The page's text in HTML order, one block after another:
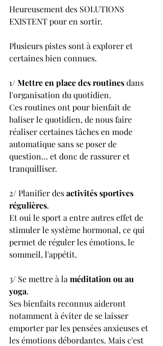
Heureusement des SOLUTIONS
EXISTENT pour en sortir.
Plusieurs pistes sont à explorer et
certaines bien connues.
1/ Mettre en place des routines dans
l'organisation du quotidien.
Ces routines ont pour bienfait de
baliser le quotidien, de nous faire
réaliser certaines tâches en mode
automatique sans se poser de
question… et donc de rassurer et
tranquilliser.
2/ Planifier des activités sportives
régulières.
Et oui le sport a entre autres effet de
stimuler le système hormonal, ce qui
permet de réguler les émotions, le
sommeil, l'appétit.
3/ Se mettre à la méditation ou au
yoga.
Ses bienfaits reconnus aideront
notamment à éviter de se laisser
emporter par les pensées anxieuses et
les émotions débordantes. Mais c'est